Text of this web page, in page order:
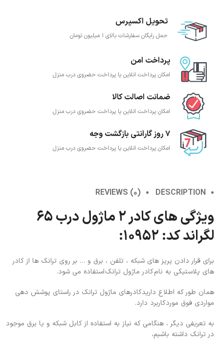
تحویل اکسپرس
حمل رایگان سفارشات بالای 1 میلیون تومان
پرداخت امن
امکان پرداخت انلاین یا پرداخت حضروی درب منزل
ضمانت اصالت کالا
امکان پرداخت انلاین یا پرداخت حضروی درب منزل
7 روز گارانتی بازگشت وجه
امکان پرداخت انلاین یا پرداخت حضروی درب منزل
DESCRIPTION
REVIEWS (0)
ویژگی های کادر ۲ ماژول درب ۶۵
لگراند کد: ۱۰۹۵۲:
برای قرار دادن پریز های شبکه ، تلفن ، برق و … بر روی ترانک ها از کادر
های پلاستیکی به نام کادر ماژول ترانک استفاده می شود.
همان طور که اطلاع داریدکادرهای ماژول ترانک در راستای پوشش دهی
مواردی فوق موردکاربرد دارد.
به تعریفی دیگر ، هنگامی که نیاز به استفاده از کابل شبکه و یا برق موجود
در ترانک داشته باشیم،